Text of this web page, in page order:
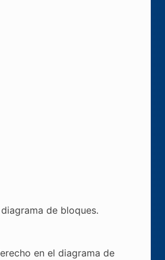
de bloques.
en el diagrama de